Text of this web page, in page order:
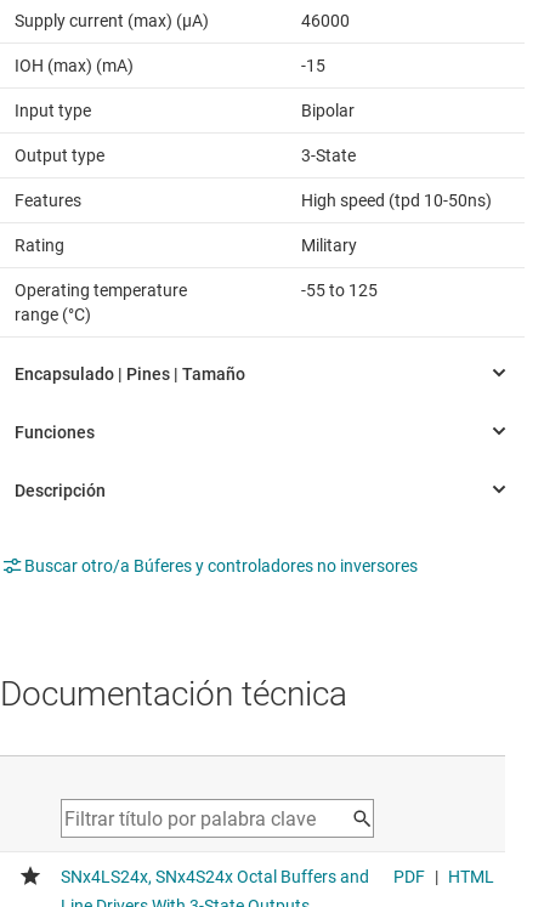
Supply current (max) (µA) 46000
IOH (max) (mA) -15
Input type Bipolar
Output type 3-State
Features High speed (tpd 10-50ns)
Rating Military
Operating temperature
range (°C)
-55 to 125
Buscar otro/a Búferes y controladores no inversores
Documentación técnica